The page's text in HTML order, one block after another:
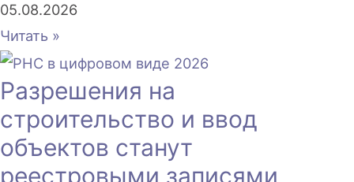
05.08.2026
Читать »
Разрешения на
строительство и ввод
объектов станут
реестровыми записями